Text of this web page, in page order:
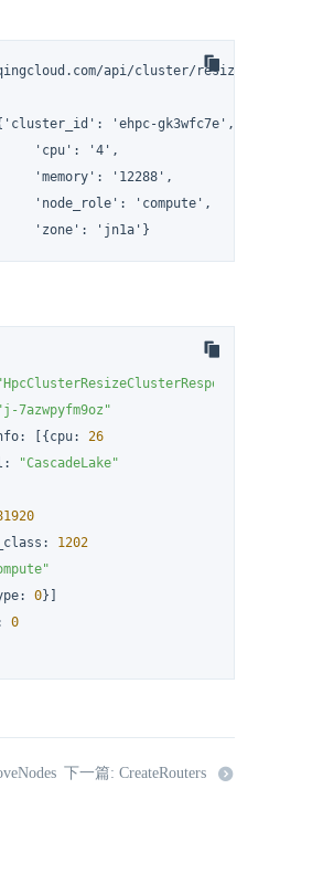
api/cluster/resizeCluster
{'cluster_id': 'ehpc-gk3wfc7e',
'cpu': '4',
'memory': '12288',
'node_role': 'compute',
'zone': 'jn1a'}
7azwpyfm9oz"
: { cpu:
26
:
"CascadeLake"
:
1202
: 0}
0
下一篇: CreateRouters